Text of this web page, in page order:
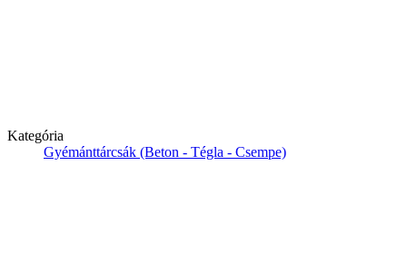
Kategória
Gyémánttárcsák (Beton - Tégla - Csempe)